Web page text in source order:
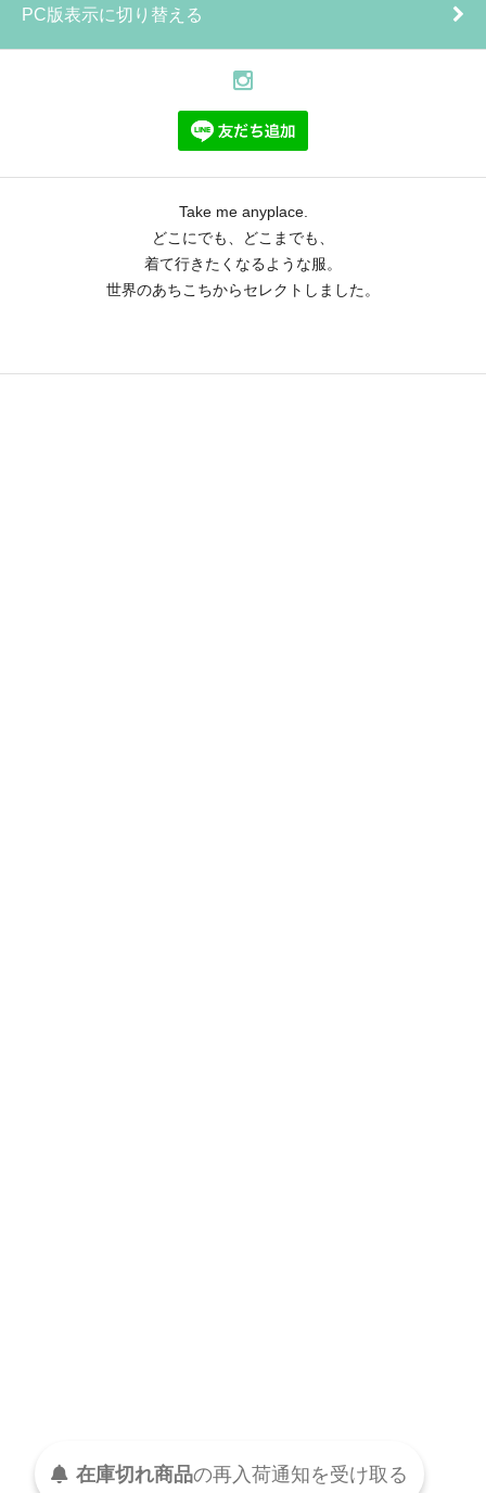
PC版表示に切り替える
Take me anyplace.
どこにでも、どこまでも、
着て行きたくなるような服。
世界のあちこちからセレクトしました。
在庫切れ商品の再入荷通知を受け取る